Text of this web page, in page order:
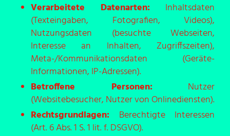
Verarbeitete Datenarten: Inhaltsdaten
(Texteingaben, Fotografien, Videos),
Nutzungsdaten (besuchte Webseiten,
Interesse an Inhalten, Zugriffszeiten),
Meta-/Kommunikationsdaten (Geräte-
Informationen, IP-Adressen).
Betroffene Personen:Nutzer
(Websitebesucher, Nutzer von Onlinediensten).
Rechtsgrundlagen: Berechtigte Interessen
(Art. 6 Abs. 1 S. 1 lit. f. DSGVO).